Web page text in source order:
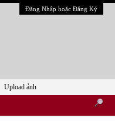
Đăng Nhập hoặc Đăng Ký
Upload ảnh